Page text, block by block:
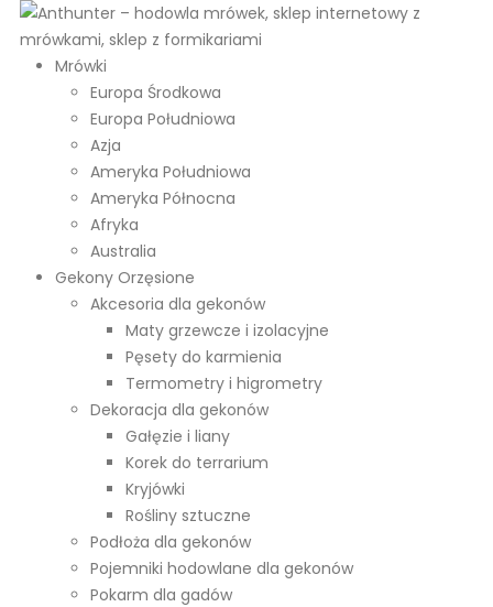
Mrówki
Europa Środkowa
Europa Południowa
Azja
Ameryka Południowa
Ameryka Północna
Afryka
Australia
Gekony Orzęsione
Akcesoria dla gekonów
Maty grzewcze i izolacyjne
Pęsety do karmienia
Termometry i higrometry
Dekoracja dla gekonów
Gałęzie i liany
Korek do terrarium
Kryjówki
Rośliny sztuczne
Podłoża dla gekonów
Pojemniki hodowlane dla gekonów
Pokarm dla gadów